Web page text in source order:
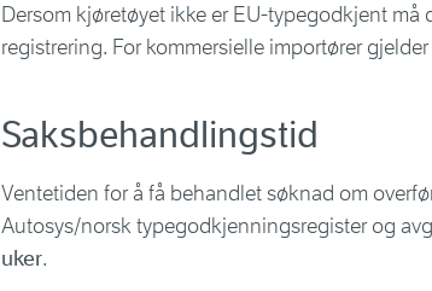
Dersom kjøretøyet ikke er EU-typegodkjent
registrering. For kommersielle importører
Saksbehandlingstid
Ventetiden for å få behandlet søknad om
Autosys/norsk typegodkjenningsregister og
uker.